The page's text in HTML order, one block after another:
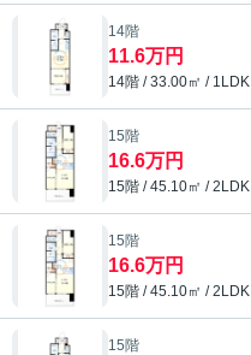
14階
11.6万円
14階 / 33.00㎡ / 1LDK
15階
16.6万円
15階 / 45.10㎡ / 2LDK
15階
16.6万円
15階 / 45.10㎡ / 2LDK
15階